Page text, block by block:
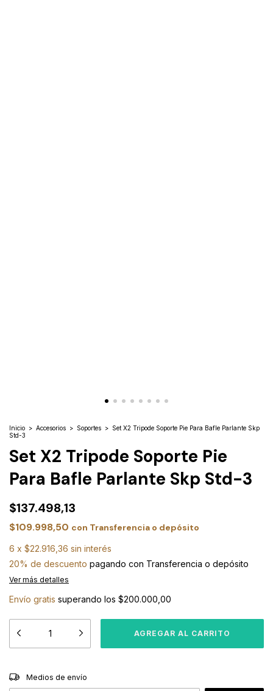
Inicio > Accesorios > Soportes > Set X2 Tripode Soporte Pie Para Bafle Parlante Skp
Std-3
Set X2 Tripode Soporte Pie
Para Bafle Parlante Skp Std-3
$137.498,13
$109.998,50 con Transferencia o depósito
6 x $22.916,36 sin interés
20% de descuento pagando con Transferencia o depósito
Ver más detalles
Envío gratis superando los $200.000,00
Entregas para el CP:
Medios de envío